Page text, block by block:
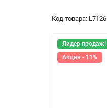
Код товара: L7126
Лидер продаж!
Акция - 11%